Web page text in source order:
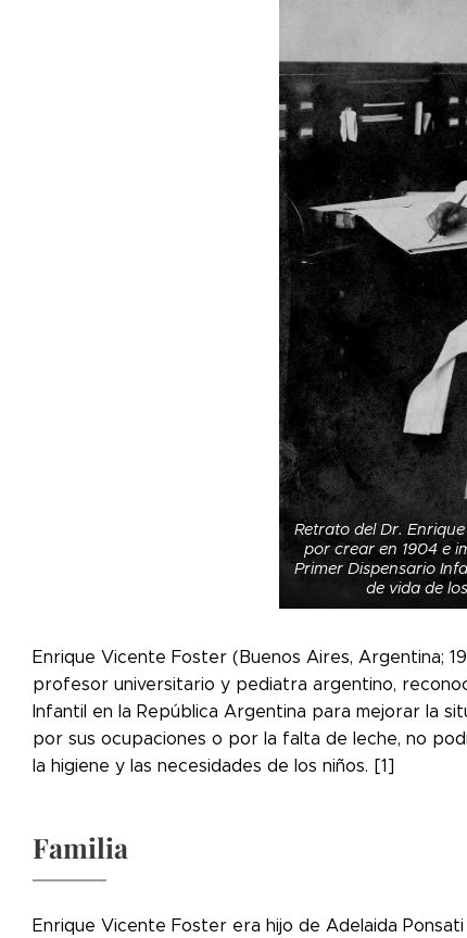
Retrato del Dr.
por crear en 1904 e
Primer Dispensario
de vida de
Enrique Vicente Foster (Buenos Aires, Argentina;
profesor universitario y pediatra argentino,
Infantil en la República Argentina para mejorar la
por sus ocupaciones o por la falta de leche, no
la higiene y las necesidades de los niños. [1]
Familia
Enrique Vicente Foster era hijo de Adelaida